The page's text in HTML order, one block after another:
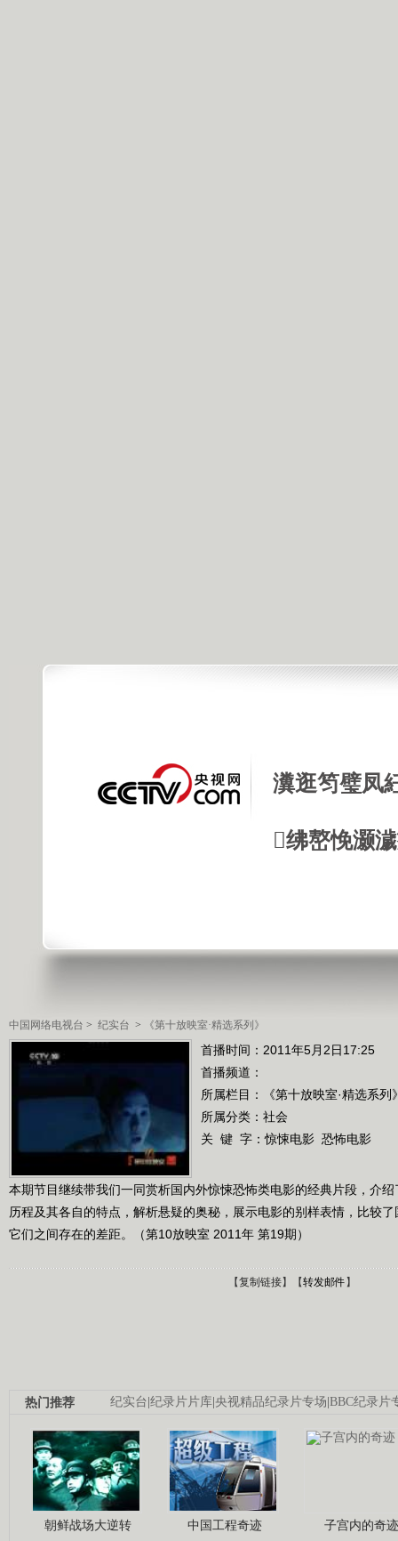
瀵逛笉璧凤
绋嶅悗灏
中国网络电视台 > 纪实台 > 《第十放映室·精选系列》
首播时间：2011年5月2日17:25
首播频道：
所属栏目：
《第十放映室·精选系列
所属分类：社会
关 键 字：惊悚电影 恐怖电影
本期节目继续带我们一同赏析国内外惊悚恐怖类电影的经典片段，介
历程及其各自的特点，解析悬疑的奥秘，展示电影的别样表情，比较
它们之间存在的差距。（第10放映室 2011年 第19期）
【复制链接】【转发邮件】
纪实台|纪录片片库|央视精品纪录片专场|BBC纪录片
热门推荐
朝鲜战场大逆转 中国工程奇迹 子宫内的奇迹